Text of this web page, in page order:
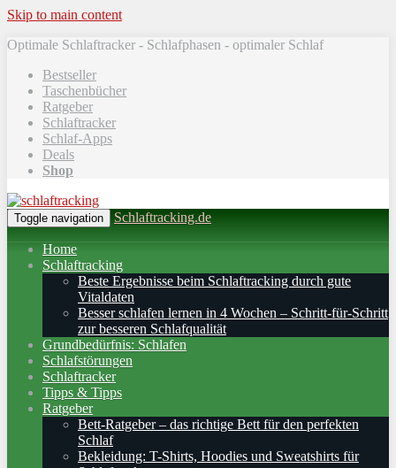
Skip to main content
Optimale Schlaftracker - Schlafphasen - optimaler Schlaf
Bestseller
Taschenbücher
Ratgeber
Schlaftracker
Schlaf-Apps
Deals
Shop
Toggle navigation Schlaftracking.de
Home
Schlaftracking
Beste Ergebnisse beim Schlaftracking durch gute
Vitaldaten
Besser schlafen lernen in 4 Wochen – Schritt‑für‑Schritt
zur besseren Schlafqualität
Grundbedürfnis: Schlafen
Schlafstörungen
Schlaftracker
Tipps & Tipps
Ratgeber
Bett-Ratgeber – das richtige Bett für den perfekten
Schlaf
Bekleidung: T-Shirts, Hoodies und Sweatshirts für